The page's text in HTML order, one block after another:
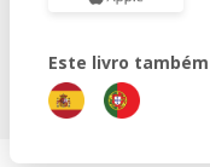
Este livro